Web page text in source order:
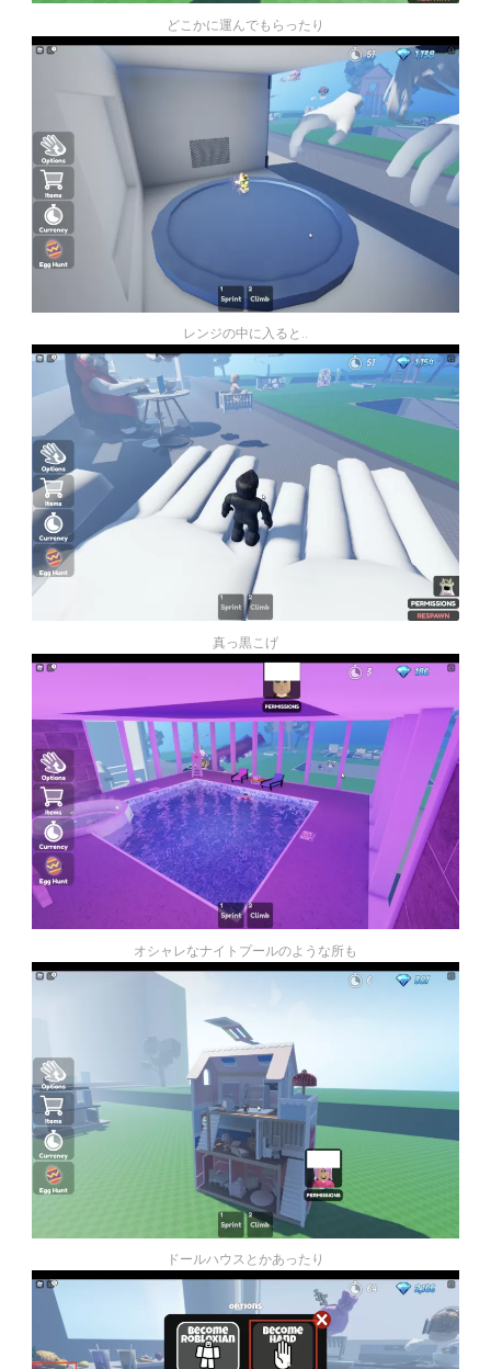
どこかに運んでもらったり
レンジの中に入ると..
真っ黒こげ
オシャレなナイトプールのような所も
ドールハウスとかあったり